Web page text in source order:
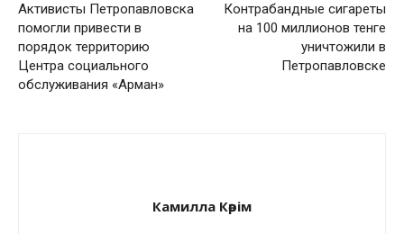
Активисты Петропавловска
помогли привести в
порядок территорию
Центра социального
обслуживания «Арман»
Контрабандные сигареты
на 100 миллионов тенге
уничтожили в
Петропавловске
Камилла Кәрім